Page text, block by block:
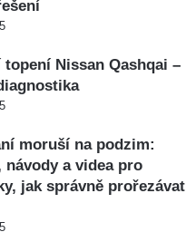
topení Nissan Qashqai –
moruší na podzim:
návody a videa pro
jak správně prořezávat